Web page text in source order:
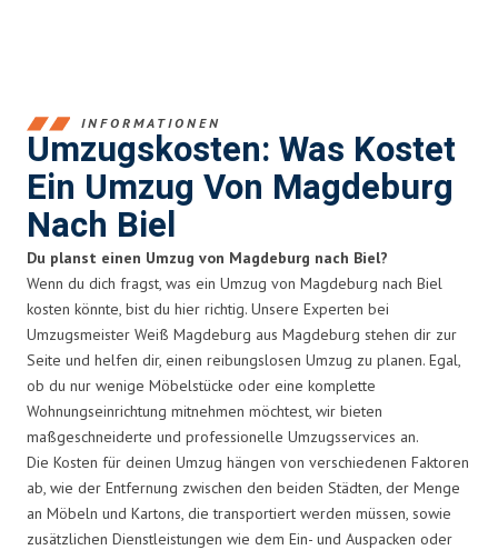
INFORMATIONEN
Umzugskosten: Was Kostet
Ein Umzug Von Magdeburg
Nach Biel
Du planst einen Umzug von Magdeburg nach Biel?
Wenn du dich fragst, was ein Umzug von Magdeburg nach Biel
kosten könnte, bist du hier richtig. Unsere Experten bei
Umzugsmeister Weiß Magdeburg aus Magdeburg stehen dir zur
Seite und helfen dir, einen reibungslosen Umzug zu planen. Egal,
ob du nur wenige Möbelstücke oder eine komplette
Wohnungseinrichtung mitnehmen möchtest, wir bieten
maßgeschneiderte und professionelle Umzugsservices an.
Die Kosten für deinen Umzug hängen von verschiedenen Faktoren
ab, wie der Entfernung zwischen den beiden Städten, der Menge
an Möbeln und Kartons, die transportiert werden müssen, sowie
zusätzlichen Dienstleistungen wie dem Ein- und Auspacken oder